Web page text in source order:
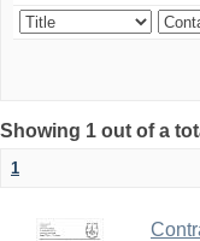
Showing 1 out of a
1